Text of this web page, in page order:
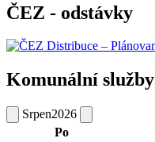
ČEZ - odstávky
Komunální služby
Srpen2026
Po